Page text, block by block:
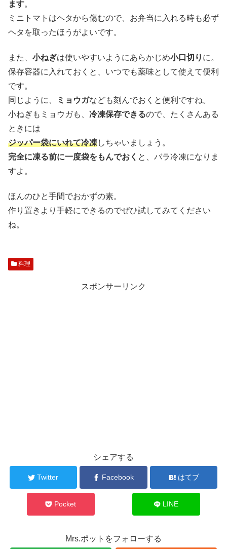
ます。
ミニトマトはヘタから傷むので、お弁当に入れる時も必ず
ヘタを取ったほうがよいです。
また、 小ねぎは使いやすいようにあらかじめ小口切り に。
保存容器に入れておくと、いつでも薬味として使えて便利
です。
同じように、
ミョウガなども刻んでおくと便利ですね。
小ねぎもミョウガも、 冷凍保存できるので、たくさんある
ときには
ジッパー袋にいれて冷凍しちゃいましょう。
完全に凍る前に一度袋をもんでおく と、バラ冷凍になりま
すよ。
ほんのひと手間でおかずの素。
作り置きより手軽にできるのでぜひ試してみてください
ね。
料理
スポンサーリンク
シェアする
Twitter Facebook はてブ
Pocket LINE
Mrs.ポットをフォローする